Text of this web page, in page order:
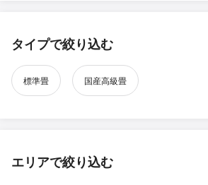
タイプで絞り込む
標準畳 国産高級畳
エリアで絞り込む